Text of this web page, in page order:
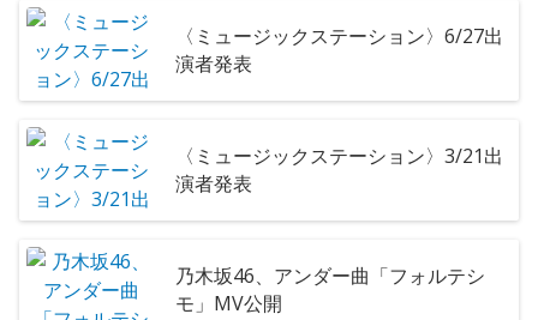
〈ミュージックステーション〉6/27出
演者発表
〈ミュージックステーション〉3/21出
演者発表
乃木坂46、アンダー曲「フォルテシ
モ」MV公開